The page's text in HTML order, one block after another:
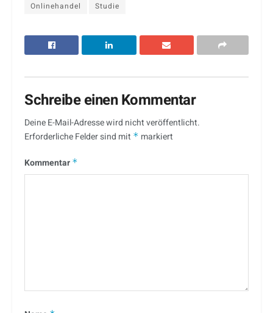
Onlinehandel
Studie
Schreibe einen Kommentar
Deine E-Mail-Adresse wird nicht veröffentlicht.
Erforderliche Felder sind mit * markiert
Kommentar *